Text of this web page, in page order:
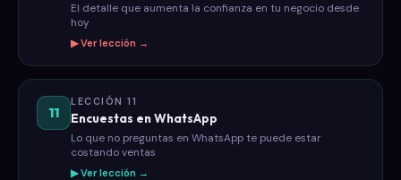
El detalle que aumenta la confianza en tu negocio desde
hoy
▶ Ver lección →
11
LECCIÓN 11
Encuestas en WhatsApp
Lo que no preguntas en WhatsApp te puede estar
costando ventas
▶ Ver lección →